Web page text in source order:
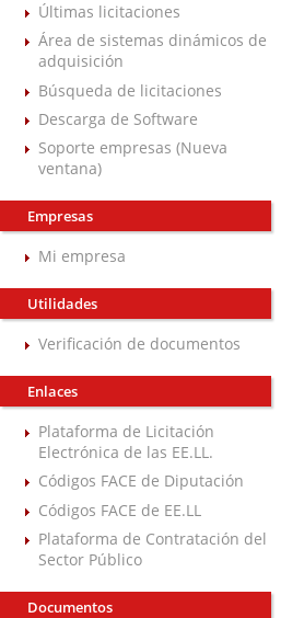
Últimas licitaciones
Área de sistemas dinámicos de
adquisición
Búsqueda de licitaciones
Descarga de Software
Soporte empresas (Nueva
ventana)
Empresas
Mi empresa
Utilidades
Verificación de documentos
Enlaces
Plataforma de Licitación
Electrónica de las EE.LL.
Códigos FACE de Diputación
Códigos FACE de EE.LL
Plataforma de Contratación del
Sector Público
Documentos